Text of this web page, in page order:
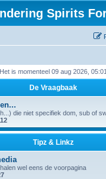
Spirits
Het is momenteel 09 aug 2026, 05:01
De Vraagbaak
die niet specifiek dom, sub of
Tipz & Linkz
wel eens de voorpagina